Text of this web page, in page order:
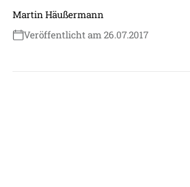
Martin Häußermann
Veröffentlicht am 26.07.2017